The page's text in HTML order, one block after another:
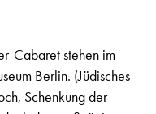
Cabaret stehen im
Berlin. (Jüdisches
Schenkung der